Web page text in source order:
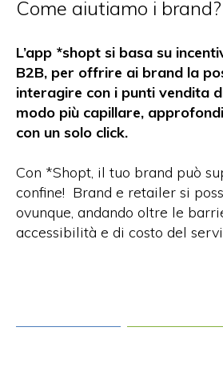
Come aiutiamo i brand?
L’app *shopt si basa su
B2B, per offrire ai brand la
interagire con i punti vendita
modo più capillare,
con un solo click.
Con *Shopt, il tuo brand può
confine! Brand e retailer si
ovunque, andando oltre le
accessibilità e di costo del